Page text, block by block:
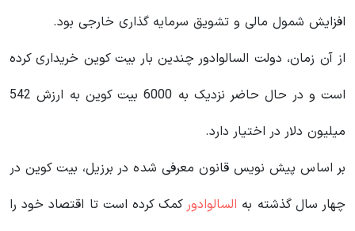
افزایش شمول مالی و تشویق سرمایه گذاری خارجی بود.
از آن زمان، دولت السالوادور چندین بار بیت کوین خریداری کرده
است و در حال حاضر نزدیک به 6000 بیت کوین به ارزش 542
میلیون دلار در اختیار دارد.
بر اساس پیش نویس قانون معرفی شده در برزیل، بیت کوین در
چهار سال گذشته به السالوادورکمک کرده است تا اقتصاد خود را